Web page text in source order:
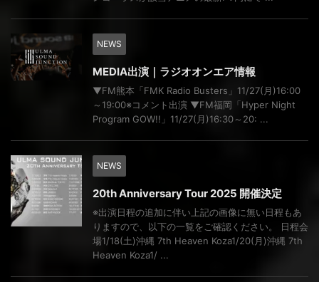
NEWS
MEDIA出演｜ラジオオンエア情報
▼FM熊本「FMK Radio Busters」11/27(月)16:00
～19:00※コメント出演 ▼FM福岡「Hyper Night
Program GOW!!」11/27(月)16:30～20: ...
NEWS
20th Anniversary Tour 2025 開催決定
※出演日程の追加に伴い上記の画像に無い日程もあ
りますので、以下の一覧をご確認ください。 日程会
場1/18(土)沖縄 7th Heaven Koza1/20(月)沖縄 7th
Heaven Koza1/ ...